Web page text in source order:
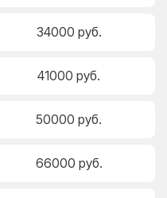
34000 руб.
41000 руб.
50000 руб.
66000 руб.